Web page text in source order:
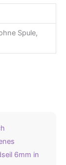
Spule,